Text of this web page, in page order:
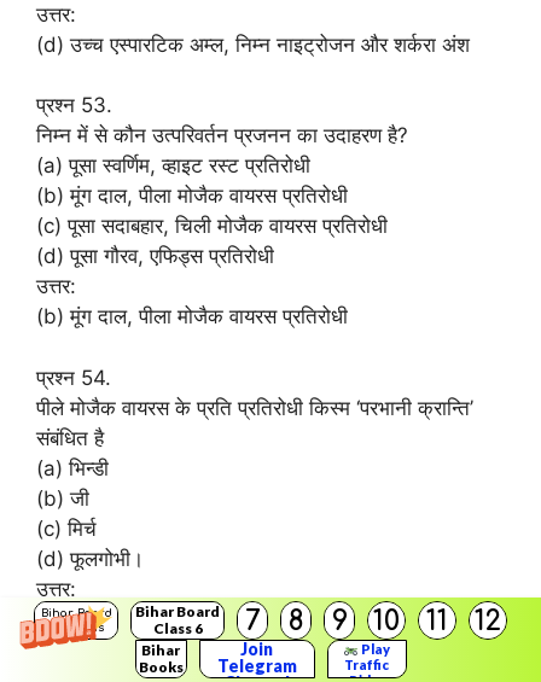
Bihar Board
Solutions
Bihar Board
Class 6
7 8 9 10 11 12
Bihar
Books
Join
Telegram
Play
Traffic
उत्तर:
(d) उच्च एस्पारटिक अम्ल, निम्न नाइट्रोजन और शर्करा अंश
प्रश्न 53.
निम्न में से कौन उत्परिवर्तन प्रजनन का उदाहरण है?
(a) पूसा स्वर्णिम, व्हाइट रस्ट प्रतिरोधी
(b) मूंग दाल, पीला मोजैक वायरस प्रतिरोधी
(c) पूसा सदाबहार, चिली मोजैक वायरस प्रतिरोधी
(d) पूसा गौरव, एफिड्स प्रतिरोधी
उत्तर:
(b) मूंग दाल, पीला मोजैक वायरस प्रतिरोधी
प्रश्न 54.
पीले मोजैक वायरस के प्रति प्रतिरोधी किस्म ‘परभानी क्रान्ति’
संबंधित है
(a) भिन्डी
(b) जी
(c) मिर्च
(d) फूलगोभी।
उत्तर:
(a) भिन्डी